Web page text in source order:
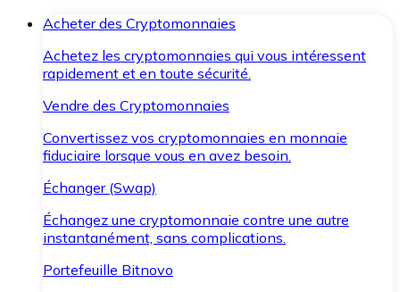
Acheter des Cryptomonnaies
Achetez les cryptomonnaies qui vous intéressent
rapidement et en toute sécurité.
Vendre des Cryptomonnaies
Convertissez vos cryptomonnaies en monnaie
fiduciaire lorsque vous en avez besoin.
Échanger (Swap)
Échangez une cryptomonnaie contre une autre
instantanément, sans complications.
Portefeuille Bitnovo